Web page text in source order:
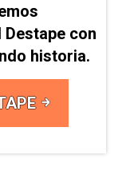
con
historia.